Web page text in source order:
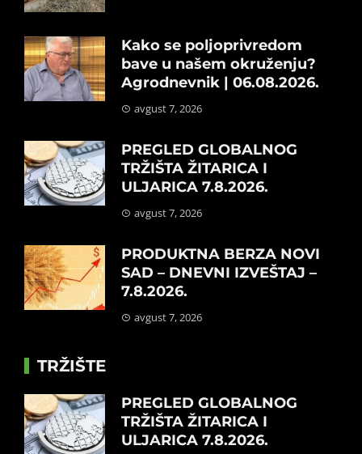
Kako se poljoprivredom
bave u našem okruženju?
Agrodnevnik | 06.08.2026.
avgust 7, 2026
PREGLED GLOBALNOG
TRŽIŠTA ŽITARICA I
ULJARICA 7.8.2026.
avgust 7, 2026
PRODUKTNA BERZA NOVI
SAD – DNEVNI IZVEŠTAJ –
7.8.2026.
avgust 7, 2026
TRŽIŠTE
PREGLED GLOBALNOG
TRŽIŠTA ŽITARICA I
ULJARICA 7.8.2026.